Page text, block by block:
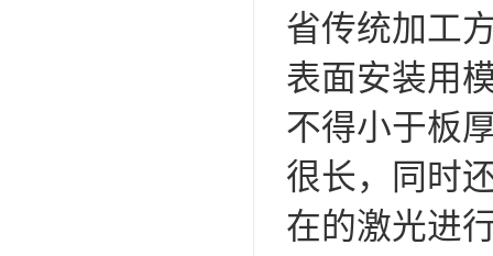
省传统加工
表面安装用
不得小于板
很长，同时
在的激光进